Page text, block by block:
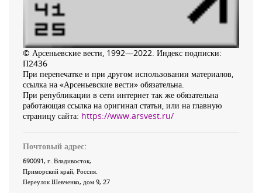
© Арсеньевские вести, 1992—2022. Индекс подписки:
П2436
При перепечатке и при другом использовании материалов,
ссылка на «Арсеньевские вести» обязательна.
При републикации в сети интернет так же обязательна
работающая ссылка на оригинал статьи, или на главную
страницу сайта: https://www.arsvest.ru/
Почтовый адрес:
690091, г. Владивосток,
Приморский край, Россия
Переулок Шевченко, дом 9, 27